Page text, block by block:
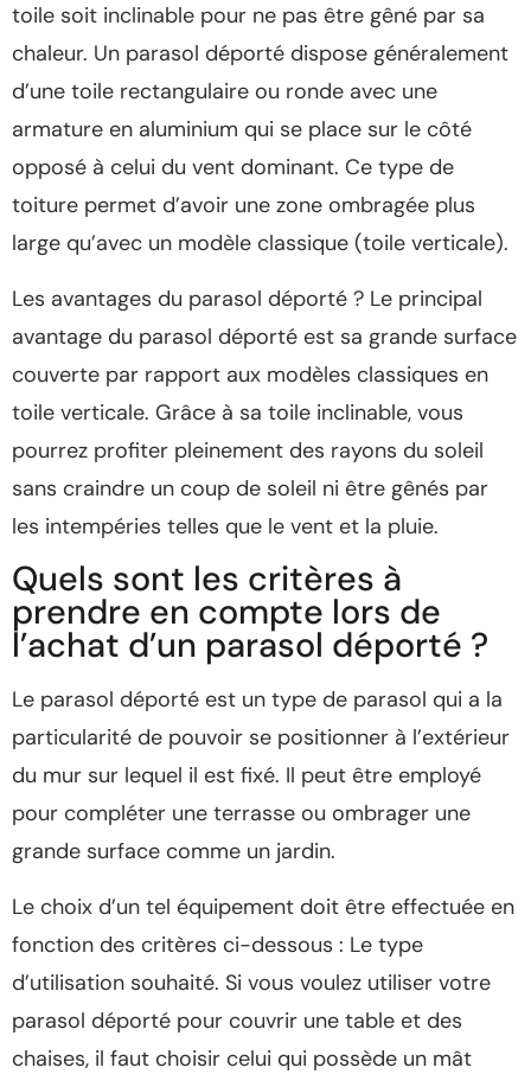
toile soit inclinable pour ne pas être gêné par sa
chaleur. Un parasol déporté dispose généralement
d’une toile rectangulaire ou ronde avec une
armature en aluminium qui se place sur le côté
opposé à celui du vent dominant. Ce type de
toiture permet d’avoir une zone ombragée plus
large qu’avec un modèle classique (toile verticale).
Les avantages du parasol déporté ? Le principal
avantage du parasol déporté est sa grande surface
couverte par rapport aux modèles classiques en
toile verticale. Grâce à sa toile inclinable, vous
pourrez profiter pleinement des rayons du soleil
sans craindre un coup de soleil ni être gênés par
les intempéries telles que le vent et la pluie.
Quels sont les critères à
prendre en compte lors de
l’achat d’un parasol déporté ?
Le parasol déporté est un type de parasol qui a la
particularité de pouvoir se positionner à l’extérieur
du mur sur lequel il est fixé. Il peut être employé
pour compléter une terrasse ou ombrager une
grande surface comme un jardin.
Le choix d’un tel équipement doit être effectuée en
fonction des critères ci-dessous : Le type
d’utilisation souhaité. Si vous voulez utiliser votre
parasol déporté pour couvrir une table et des
chaises, il faut choisir celui qui possède un mât